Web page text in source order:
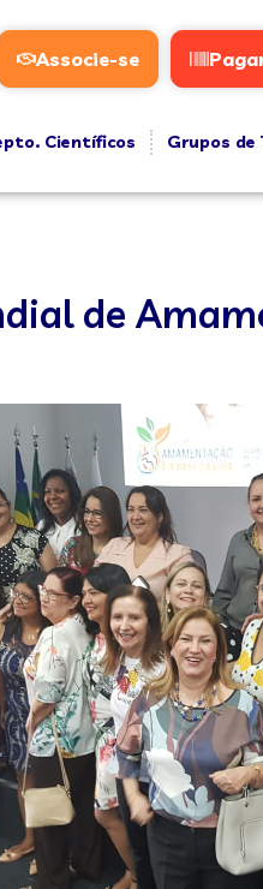
Associe-se
Científicos Grupos de
de